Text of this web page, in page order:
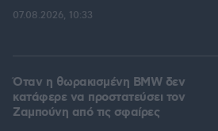
07.08.2026, 10:33
Όταν η θωρακισμένη BMW δεν
κατάφερε να προστατεύσει τον
Ζαμπούνη από τις σφαίρες